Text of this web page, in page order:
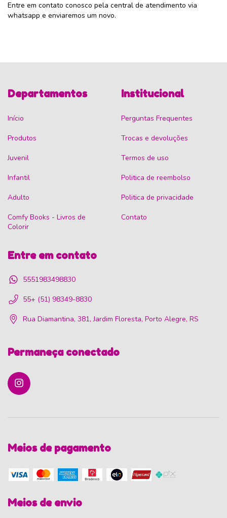
Entre em contato conosco pela central de atendimento via
whatsapp e enviaremos um novo.
Departamentos
Início
Produtos
Juvenil
Infantil
Adulto
Comfy Books - Livros de
Colorir
Institucional
Perguntas Frequentes
Trocas e devoluções
Termos de uso
Politica de reembolso
Politica de privacidade
Contato
Entre em contato
5551983498830
55+ (51) 98349-8830
Rua Diamantina, 381, Jardim Floresta, Porto Alegre, RS
Permaneça conectado
Meios de pagamento
Meios de envio